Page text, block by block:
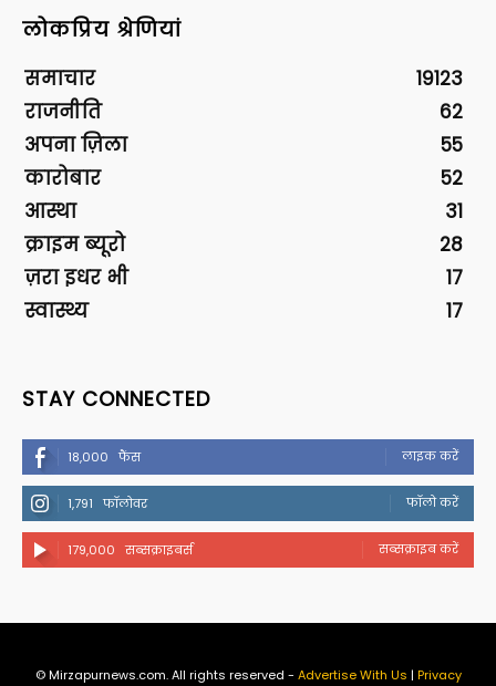
लोकप्रिय श्रेणियां
समाचार
19123
राजनीति
62
अपना ज़िला
55
कारोबार
52
आस्था
31
क्राइम ब्यूरो
28
ज़रा इधर भी
17
स्वास्थ्य
17
STAY CONNECTED
18,000 फैंस लाइक करें
1,791 फॉलोवर फॉलो करें
179,000 सब्सक्राइबर्स सब्सक्राइब करें
© Mirzapurnews.com. All rights reserved - Advertise With Us | Privacy